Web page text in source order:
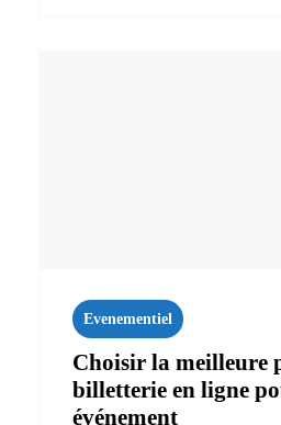
Evenementiel
Choisir la meilleure
billetterie en ligne
événement